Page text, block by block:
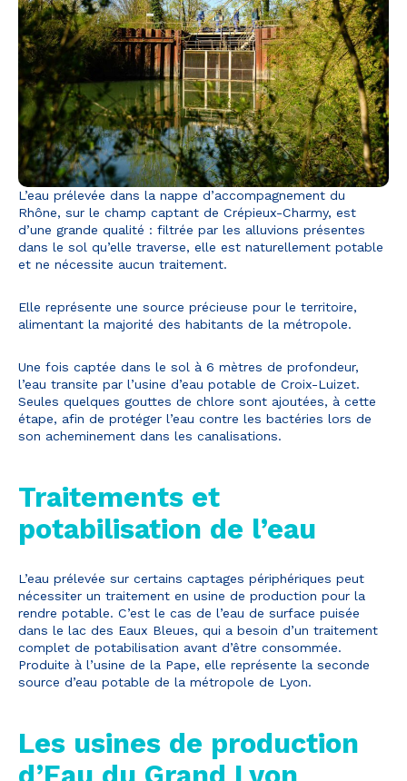
L’écoconception, ça vous
concerne aussi !
Nous avons développé ce site Internet dans le cadre
L’eau prélevée dans la nappe d’accompagnement du
Rhône, sur le champ captant de Crépieux-Charmy, est
d’une grande qualité : filtrée par les alluvions présentes
dans le sol qu’elle traverse, elle est naturellement potable
et ne nécessite aucun traitement.
Elle représente une source précieuse pour le territoire,
alimentant la majorité des habitants de la métropole.
Une fois captée dans le sol à 6 mètres de profondeur,
l’eau transite par l’usine d’eau potable de Croix-Luizet.
Seules quelques gouttes de chlore sont ajoutées, à cette
étape, afin de protéger l’eau contre les bactéries lors de
son acheminement dans les canalisations.
Traitements et
potabilisation de l’eau
L’eau prélevée sur certains captages périphériques peut
nécessiter un traitement en usine de production pour la
rendre potable. C’est le cas de l’eau de surface puisée
dans le lac des Eaux Bleues, qui a besoin d’un traitement
complet de potabilisation avant d’être consommée.
Produite à l’usine de la Pape, elle représente la seconde
source d’eau potable de la métropole de Lyon.
Les usines de production